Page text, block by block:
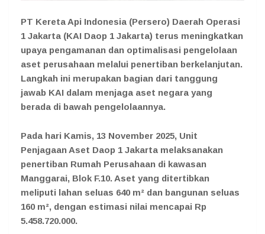
PT Kereta Api Indonesia (Persero) Daerah Operasi
1 Jakarta (KAI Daop 1 Jakarta) terus meningkatkan
upaya pengamanan dan optimalisasi pengelolaan
aset perusahaan melalui penertiban berkelanjutan.
Langkah ini merupakan bagian dari tanggung
jawab KAI dalam menjaga aset negara yang
berada di bawah pengelolaannya.
Pada hari Kamis, 13 November 2025, Unit
Penjagaan Aset Daop 1 Jakarta melaksanakan
penertiban Rumah Perusahaan di kawasan
Manggarai, Blok F.10. Aset yang ditertibkan
meliputi lahan seluas 640 m² dan bangunan seluas
160 m², dengan estimasi nilai mencapai Rp
5.458.720.000.